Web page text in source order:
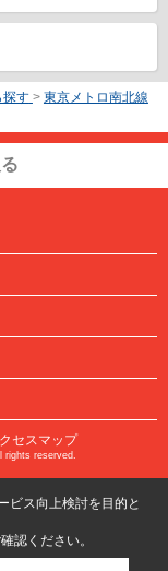
探す > 東京メトロ南北線
クセスマップ
rights reserved.
ビス向上検討を目的と
認ください。